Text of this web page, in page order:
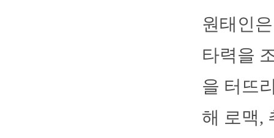
원태인
타력을
을 터뜨
해 로맥,